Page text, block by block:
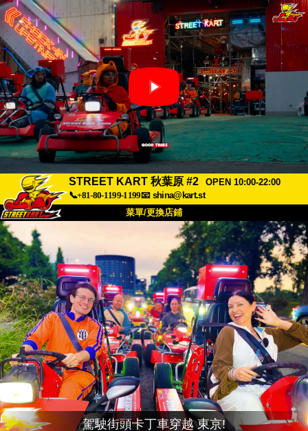
STREET KART 秋葉原 #2
OPEN 10:00-22:00
📞+81-80-1199-1199📧 shina@kart.st
菜單/更換店鋪
關於 規格 價格
交通方式 顧客聲音 常見問題
公司 預訂
更換店鋪
東京 品川 #1 東京 秋葉原 #1
東京 秋葉原 #2 東京 澀谷
東京 澀谷附店 東京灣
東京 淺草 大阪
駕駛街頭卡丁車穿越 東京!